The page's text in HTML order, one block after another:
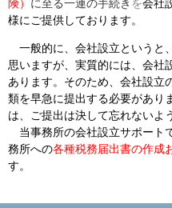
険） に至る一連の手続き を会社
様にご提供しております。
一般的に、会社設立というと、
思いますが、実質的には、会社
あります。そのため、会社設立
類を早急に提出する必要があり
は、ご提出は決して忘れないよ
当事務所の会社設立サポート
務所への各種税務届出書の作成
す。